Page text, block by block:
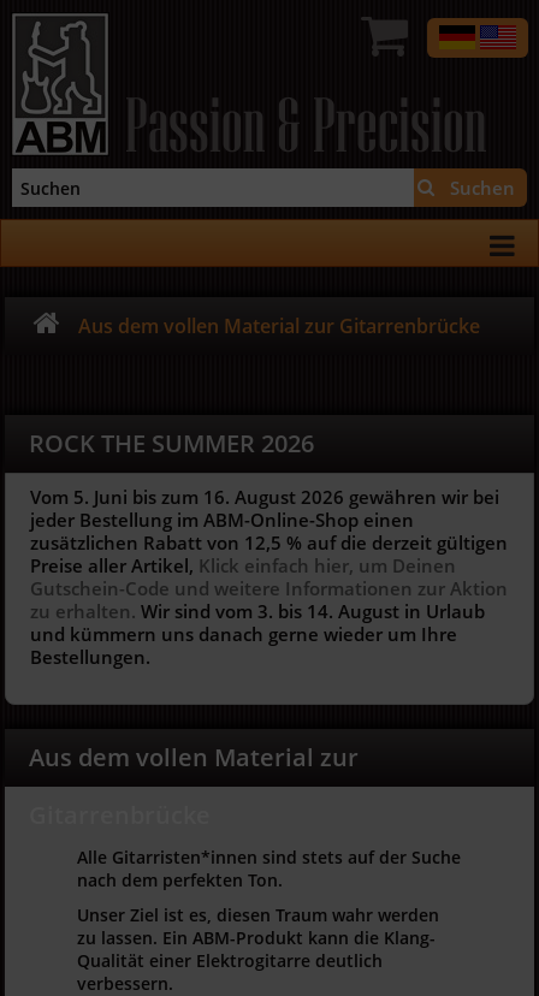
Passion & Precision
Suchen
Aus dem vollen Material zur Gitarrenbrücke
ROCK THE SUMMER 2026
Vom 5. Juni bis zum 16. August 2026 gewähren wir bei
jeder Bestellung im ABM-Online-Shop einen
zusätzlichen Rabatt von 12,5 % auf die derzeit gültigen
Preise aller Artikel, Klick einfach hier, um Deinen
Gutschein-Code und weitere Informationen zur Aktion
zu erhalten. Wir sind vom 3. bis 14. August in Urlaub
und kümmern uns danach gerne wieder um Ihre
Bestellungen.
Aus dem vollen Material zur
Alle Gitarristen*innen sind stets auf der Suche
nach dem perfekten Ton.
Unser Ziel ist es, diesen Traum wahr werden
zu lassen. Ein ABM-Produkt kann die Klang-
Qualität einer Elektrogitarre deutlich
verbessern.